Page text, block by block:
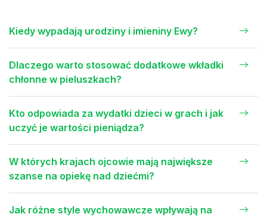
Kiedy wypadają urodziny i imieniny Ewy?
Dlaczego warto stosować dodatkowe wkładki
chłonne w pieluszkach?
Kto odpowiada za wydatki dzieci w grach i jak
uczyć je wartości pieniądza?
W których krajach ojcowie mają największe
szanse na opiekę nad dziećmi?
Jak różne style wychowawcze wpływają na